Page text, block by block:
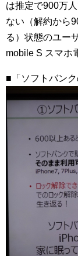
は推定で900万
ない（解約から
る）状態のユー
mobile S スマホ
■「ソフトバン